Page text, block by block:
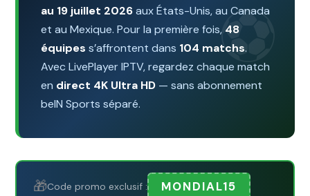
au 19 juillet 2026aux États-Unis, au Canada
et au Mexique. Pour la première fois, 48
équipes s’affrontent dans 104 matchs.
Avec LivePlayer IPTV, regardez chaque match
en direct 4K Ultra HD — sans abonnement
beIN Sports séparé.
🎁Code promo exclusif : MONDIAL15